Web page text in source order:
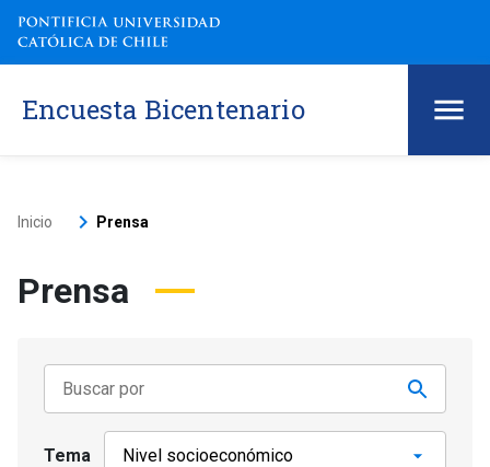
Encuesta Bicentenario
Inicio keyboard_arrow_right Prensa
Prensa
Tema